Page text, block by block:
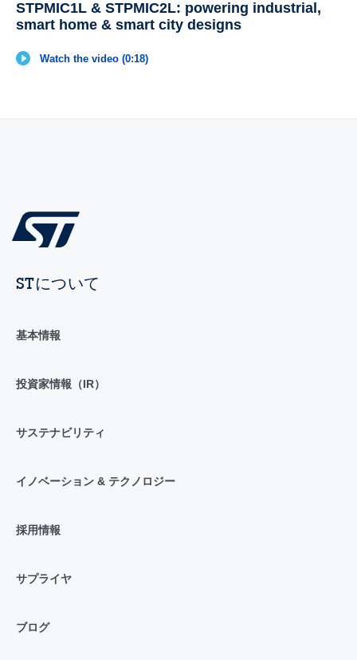
STPMIC1L & STPMIC2L: powering industrial,
smart home & smart city designs
Watch the video (0:18)
STについて
基本情報
投資家情報（IR）
サステナビリティ
イノベーション & テクノロジー
採用情報
サプライヤ
ブログ